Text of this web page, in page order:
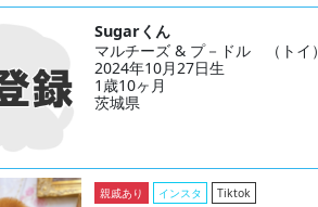
Sugarくん
マルチーズ & プ－ドル （トイ）
2024年10月27日生
1歳10ヶ月
茨城県
親戚あり インスタ Tiktok